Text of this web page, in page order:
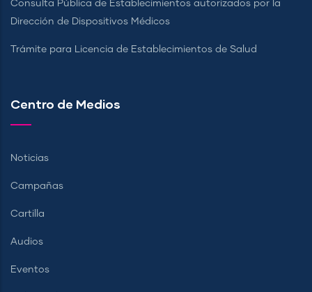
Consulta Pública de Establecimientos autorizados por la
Dirección de Dispositivos Médicos
Trámite para Licencia de Establecimientos de Salud
Centro de Medios
Noticias
Campañas
Cartilla
Audios
Eventos